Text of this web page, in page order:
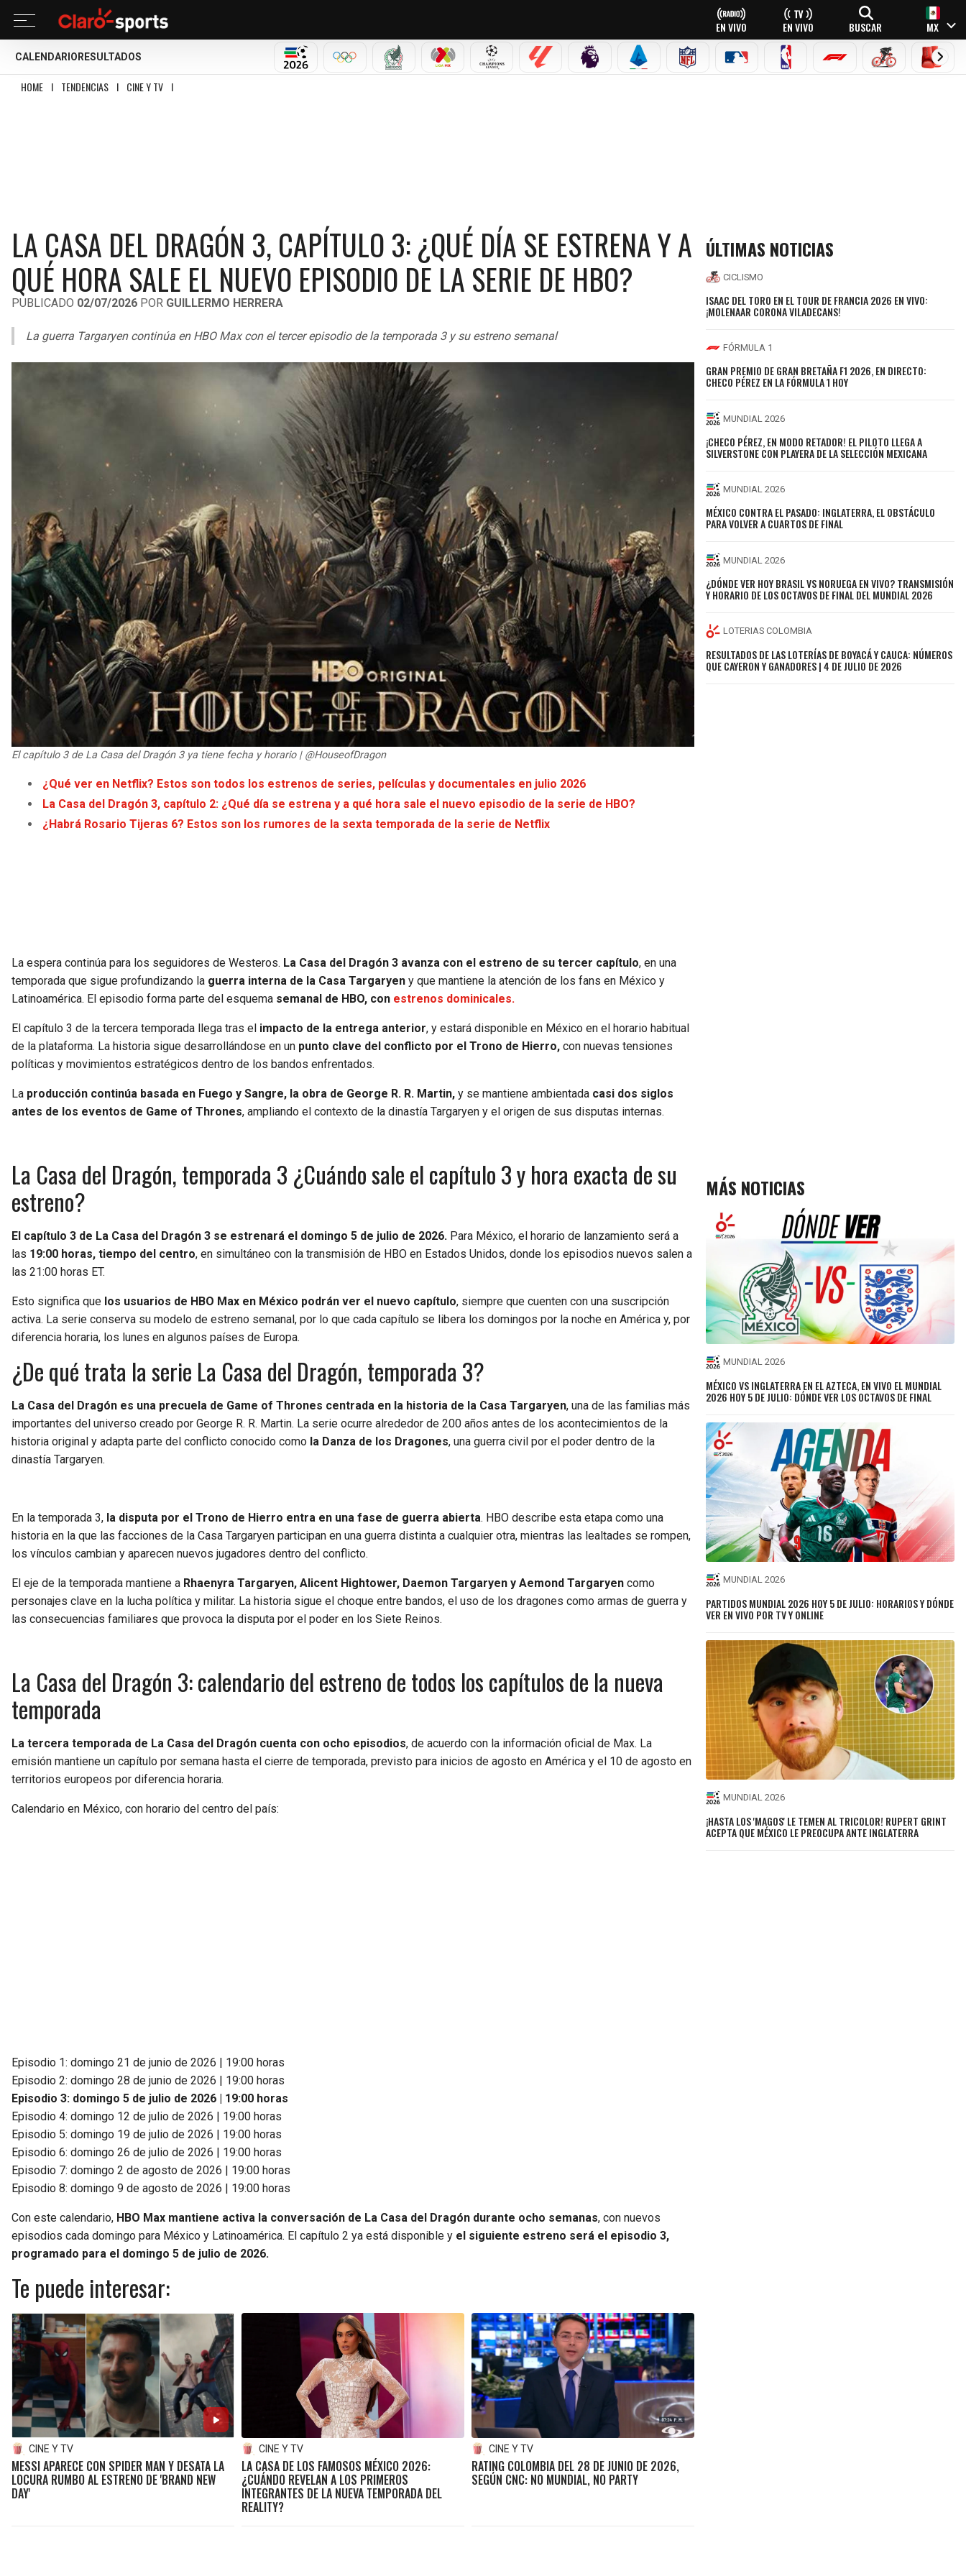
EN VIVO EN VIVO BUSCAR MX
CALENDARIO RESULTADOS
MUNDIAL 2026OLÍMPICOSSELECCIÓN MEXICANA
LIGA MX CHAMPIONS LEAGUE
LALIGA PREMIER LEAGUE
SERIE A NFL MLB NBA FÓRMULA 1CICLISMOBOXEO
HOME I TENDENCIAS I CINE Y TV I
LA CASA DEL DRAGÓN 3, CAPÍTULO 3: ¿QUÉ DÍA SE ESTRENA Y A
QUÉ HORA SALE EL NUEVO EPISODIO DE LA SERIE DE HBO?
PUBLICADO 02/07/2026 POR GUILLERMO HERRERA
La guerra Targaryen continúa en HBO Max con el tercer episodio de la temporada 3 y su estreno semanal
El capítulo 3 de La Casa del Dragón 3 ya tiene fecha y horario | @HouseofDragon
¿Qué ver en Netflix? Estos son todos los estrenos de series, películas y documentales en julio 2026
La Casa del Dragón 3, capítulo 2: ¿Qué día se estrena y a qué hora sale el nuevo episodio de la serie de HBO?
¿Habrá Rosario Tijeras 6? Estos son los rumores de la sexta temporada de la serie de Netflix
La espera continúa para los seguidores de Westeros. La Casa del Dragón 3 avanza con el estreno de su tercer capítulo, en una
temporada que sigue profundizando la guerra interna de la Casa Targaryen y que mantiene la atención de los fans en México y
Latinoamérica. El episodio forma parte del esquema semanal de HBO, con estrenos dominicales.
El capítulo 3 de la tercera temporada llega tras el impacto de la entrega anterior, y estará disponible en México en el horario habitual
de la plataforma. La historia sigue desarrollándose en un punto clave del conflicto por el Trono de Hierro, con nuevas tensiones
políticas y movimientos estratégicos dentro de los bandos enfrentados.
La producción continúa basada en Fuego y Sangre, la obra de George R. R. Martin, y se mantiene ambientada casi dos siglos
antes de los eventos de Game of Thrones, ampliando el contexto de la dinastía Targaryen y el origen de sus disputas internas.
La Casa del Dragón, temporada 3 ¿Cuándo sale el capítulo 3 y hora exacta de su
estreno?
El capítulo 3 de La Casa del Dragón 3 se estrenará el domingo 5 de julio de 2026. Para México, el horario de lanzamiento será a
las 19:00 horas, tiempo del centro, en simultáneo con la transmisión de HBO en Estados Unidos, donde los episodios nuevos salen a
las 21:00 horas ET.
Esto significa que los usuarios de HBO Max en México podrán ver el nuevo capítulo, siempre que cuenten con una suscripción
activa. La serie conserva su modelo de estreno semanal, por lo que cada capítulo se libera los domingos por la noche en América y, por
diferencia horaria, los lunes en algunos países de Europa.
¿De qué trata la serie La Casa del Dragón, temporada 3?
La Casa del Dragón es una precuela de Game of Thrones centrada en la historia de la Casa Targaryen, una de las familias más
importantes del universo creado por George R. R. Martin. La serie ocurre alrededor de 200 años antes de los acontecimientos de la
historia original y adapta parte del conflicto conocido como la Danza de los Dragones, una guerra civil por el poder dentro de la
dinastía Targaryen.
En la temporada 3, la disputa por el Trono de Hierro entra en una fase de guerra abierta. HBO describe esta etapa como una
historia en la que las facciones de la Casa Targaryen participan en una guerra distinta a cualquier otra, mientras las lealtades se rompen,
los vínculos cambian y aparecen nuevos jugadores dentro del conflicto.
El eje de la temporada mantiene a Rhaenyra Targaryen, Alicent Hightower, Daemon Targaryen y Aemond Targaryen como
personajes clave en la lucha política y militar. La historia sigue el choque entre bandos, el uso de los dragones como armas de guerra y
las consecuencias familiares que provoca la disputa por el poder en los Siete Reinos.
La Casa del Dragón 3: calendario del estreno de todos los capítulos de la nueva
temporada
La tercera temporada de La Casa del Dragón cuenta con ocho episodios, de acuerdo con la información oficial de Max. La
emisión mantiene un capítulo por semana hasta el cierre de temporada, previsto para inicios de agosto en América y el 10 de agosto en
territorios europeos por diferencia horaria.
Calendario en México, con horario del centro del país:
Episodio 1: domingo 21 de junio de 2026 | 19:00 horas
Episodio 2: domingo 28 de junio de 2026 | 19:00 horas
Episodio 3: domingo 5 de julio de 2026 | 19:00 horas
Episodio 4: domingo 12 de julio de 2026 | 19:00 horas
Episodio 5: domingo 19 de julio de 2026 | 19:00 horas
Episodio 6: domingo 26 de julio de 2026 | 19:00 horas
Episodio 7: domingo 2 de agosto de 2026 | 19:00 horas
Episodio 8: domingo 9 de agosto de 2026 | 19:00 horas
Con este calendario, HBO Max mantiene activa la conversación de La Casa del Dragón durante ocho semanas, con nuevos
episodios cada domingo para México y Latinoamérica. El capítulo 2 ya está disponible y el siguiente estreno será el episodio 3,
programado para el domingo 5 de julio de 2026.
Te puede interesar:
CINE Y TV
MESSI APARECE CON SPIDER MAN Y DESATA LA
LOCURA RUMBO AL ESTRENO DE 'BRAND NEW
DAY'
CINE Y TV
LA CASA DE LOS FAMOSOS MÉXICO 2026:
¿CUÁNDO REVELAN A LOS PRIMEROS
INTEGRANTES DE LA NUEVA TEMPORADA DEL
REALITY?
CINE Y TV
RATING COLOMBIA DEL 28 DE JUNIO DE 2026,
SEGÚN CNC: NO MUNDIAL, NO PARTY
ÚLTIMAS NOTICIAS
CICLISMO
ISAAC DEL TORO EN EL TOUR DE FRANCIA 2026 EN VIVO:
¡MOLENAAR CORONA VILADECANS!
FÓRMULA 1
GRAN PREMIO DE GRAN BRETAÑA F1 2026, EN DIRECTO:
CHECO PÉREZ EN LA FÓRMULA 1 HOY
MUNDIAL 2026
¡CHECO PÉREZ, EN MODO RETADOR! EL PILOTO LLEGA A
SILVERSTONE CON PLAYERA DE LA SELECCIÓN MEXICANA
MUNDIAL 2026
MÉXICO CONTRA EL PASADO: INGLATERRA, EL OBSTÁCULO
PARA VOLVER A CUARTOS DE FINAL
MUNDIAL 2026
¿DÓNDE VER HOY BRASIL VS NORUEGA EN VIVO? TRANSMISIÓN
Y HORARIO DE LOS OCTAVOS DE FINAL DEL MUNDIAL 2026
LOTERIAS COLOMBIA
RESULTADOS DE LAS LOTERÍAS DE BOYACÁ Y CAUCA: NÚMEROS
QUE CAYERON Y GANADORES | 4 DE JULIO DE 2026
MÁS NOTICIAS
MUNDIAL 2026
MÉXICO VS INGLATERRA EN EL AZTECA, EN VIVO EL MUNDIAL
2026 HOY 5 DE JULIO: DÓNDE VER LOS OCTAVOS DE FINAL
MUNDIAL 2026
PARTIDOS MUNDIAL 2026 HOY 5 DE JULIO: HORARIOS Y DÓNDE
VER EN VIVO POR TV Y ONLINE
MUNDIAL 2026
¡HASTA LOS 'MAGOS' LE TEMEN AL TRICOLOR! RUPERT GRINT
ACEPTA QUE MÉXICO LE PREOCUPA ANTE INGLATERRA